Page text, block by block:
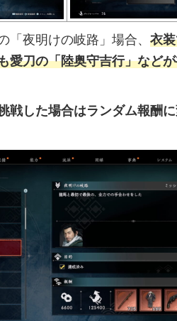
「夜明けの岐路」場合、 衣
愛刀の「陸奥守吉行」など
戦した場合はランダム報酬